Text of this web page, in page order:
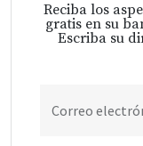
Reciba los
gratis en su
Escriba su
Correo